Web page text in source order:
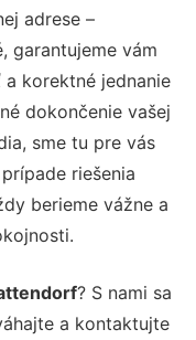
adrese –
garantujeme vám
korektné jednanie
dokončenie vašej
sme tu pre vás
riešenia
berieme vážne a
? S nami sa
a kontaktujte